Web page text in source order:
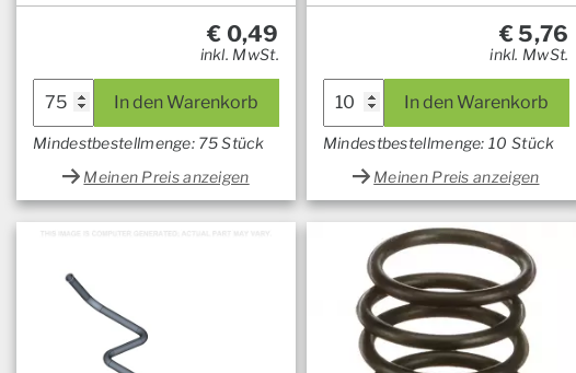
€ 0,49
inkl. MwSt.
In den Warenkorb
Mindestbestellmenge: 75 Stück
Meinen Preis anzeigen
€5,76
inkl. MwSt.
In den Warenkorb
Mindestbestellmenge: 10 Stück
Meinen Preis anzeigen